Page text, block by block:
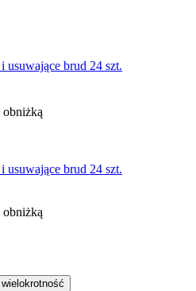
usuwające brud 24 szt.
obniżką
usuwające brud 24 szt.
obniżką
wielokrotność